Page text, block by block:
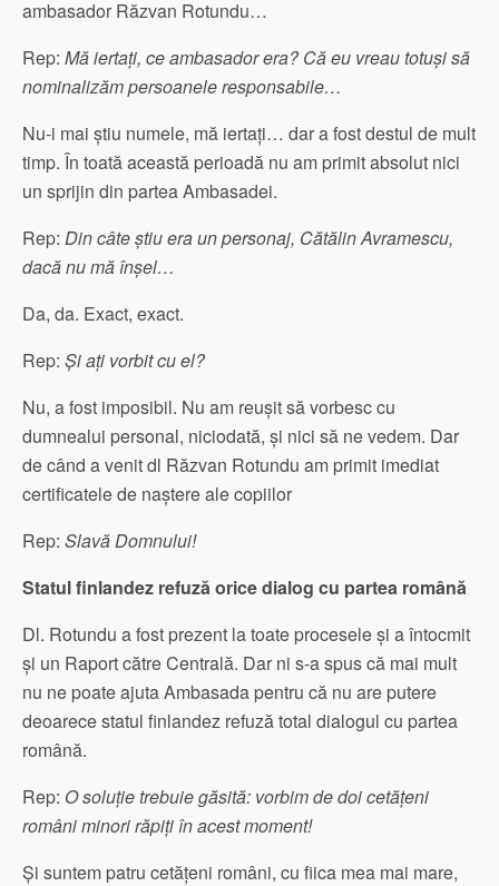
ambasador Răzvan Rotundu…
Rep: Mă iertați, ce ambasador era? Că eu vreau totuși să
nominalizăm persoanele responsabile…
Nu-i mai știu numele, mă iertați… dar a fost destul de mult
timp. În toată această perioadă nu am primit absolut nici
un sprijin din partea Ambasadei.
Rep: Din câte știu era un personaj, Cătălin Avramescu,
dacă nu mă înșel…
Da, da. Exact, exact.
Rep: Și ați vorbit cu el?
Nu, a fost imposibil. Nu am reușit să vorbesc cu
dumnealui personal, niciodată, și nici să ne vedem. Dar
de când a venit dl Răzvan Rotundu am primit imediat
certificatele de naștere ale copiilor
Rep: Slavă Domnului!
Statul finlandez refuză orice dialog cu partea română
Dl. Rotundu a fost prezent la toate procesele și a întocmit
și un Raport către Centrală. Dar ni s-a spus că mai mult
nu ne poate ajuta Ambasada pentru că nu are putere
deoarece statul finlandez refuză total dialogul cu partea
română.
Rep: O soluție trebuie găsită: vorbim de doi cetățeni
români minori răpiți în acest moment!
Și suntem patru cetățeni români, cu fiica mea mai mare,